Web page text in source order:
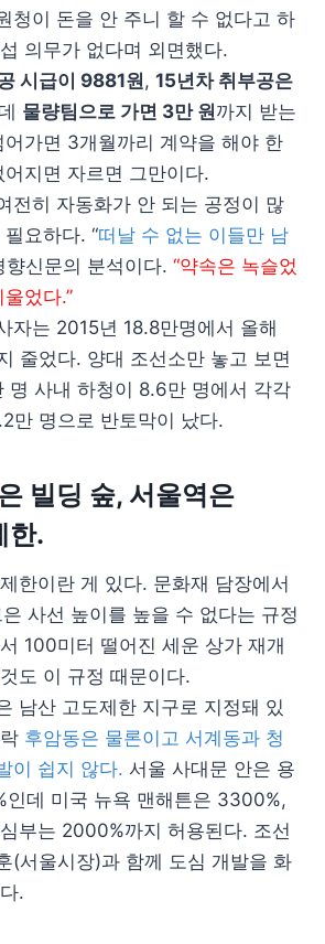
청이 돈을 안 주니 할 수 없다고 하
의무가 없다며 외면했다.
시급이 9881원 , 15년차 취부공은
물량팀으로 가면 3만 원까지 받는
어가면 3개월까리 계약을 해야 한
지면 자르면 그만이다.
전히 자동화가 안 되는 공정이 많
요하다. “떠날 수 없는 이들만 남
향신문의 분석이다. “약속은 녹슬었
었다.”
자는 2015년 18.8만명에서 올해
줄었다. 양대 조선소만 놓고 보면
명 사내 하청이 8.6만 명에서 각각
만 명으로 반토막이 났다.
빌딩 숲, 서울역은
한.
한이란 게 있다. 문화재 담장에서
사선 높이를 높을 수 없다는 규정
100미터 떨어진 세운 상가 재개
도 이 규정 때문이다.
남산 고도제한 지구로 지정돼 있
후암동은 물론이고 서계동과 청
이 쉽지 않다. 서울 사대문 안은 용
인데 미국 뉴욕 맨해튼은 3300%,
부는 2000%까지 허용된다. 조선
(서울시장)과 함께 도심 개발을 화
.